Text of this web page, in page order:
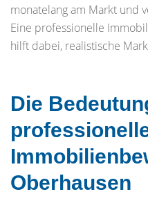
monatelang am Markt und
Eine professionelle
hilft dabei, realistische
Die
Oberhausen